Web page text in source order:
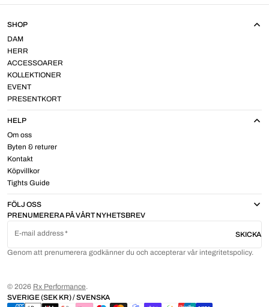
PRENUMERERA PÅ VÅRT NYHETSBREV
E-mail address SKICKA
Genom att prenumerera godkänner du och accepterar vår integritetspolicy.
SHOP
DAM
HERR
ACCESSOARER
KOLLEKTIONER
EVENT
PRESENTKORT
HELP
Om oss
Byten & returer
Kontakt
Köpvillkor
Tights Guide
FÖLJ OSS
© 2026 Rx Performance.
SVERIGE (SEK KR) / SVENSKA